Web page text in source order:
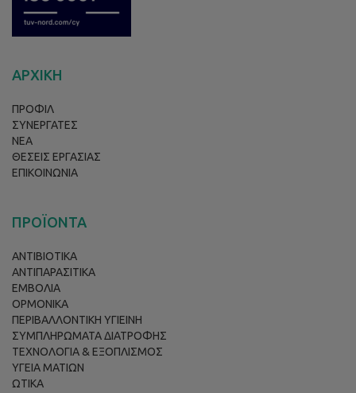
ΑΡΧΙΚΗ
ΠΡΟΦΙΛ
ΣΥΝΕΡΓΑΤΕΣ
ΝΕΑ
ΘΕΣΕΙΣ ΕΡΓΑΣΙΑΣ
ΕΠΙΚΟΙΝΩΝΙΑ
ΠΡΟΪΟΝΤΑ
ΑΝΤΙΒΙΟΤΙΚΑ
ΑΝΤΙΠΑΡΑΣΙΤΙΚΑ
ΕΜΒΟΛΙΑ
ΟΡΜΟΝΙΚΑ
ΠΕΡΙΒΑΛΛΟΝΤΙΚΗ ΥΓΙΕΙΝΗ
ΣΥΜΠΛΗΡΩΜΑΤΑ ΔΙΑΤΡΟΦΗΣ
ΤΕΧΝΟΛΟΓΙΑ & ΕΞΟΠΛΙΣΜΟΣ
ΥΓΕΙΑ ΜΑΤΙΩΝ
ΩΤΙΚΑ